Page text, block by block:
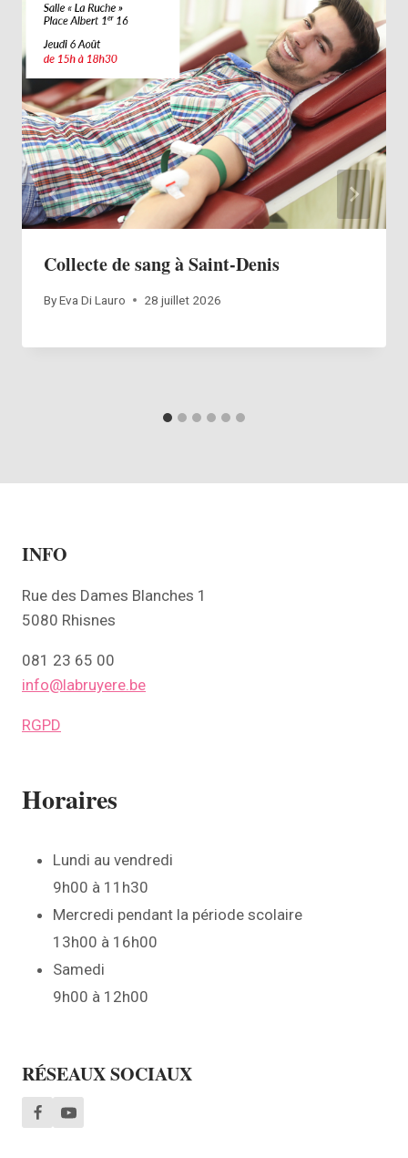
Collecte de sang à Saint-Denis
ByEva Di Lauro 28 juillet 2026
INFO
Rue des Dames Blanches 1
5080 Rhisnes
081 23 65 00
info@labruyere.be
RGPD
Horaires
Lundi au vendredi
9h00 à 11h30
Mercredi pendant la période scolaire
13h00 à 16h00
Samedi
9h00 à 12h00
RÉSEAUX SOCIAUX